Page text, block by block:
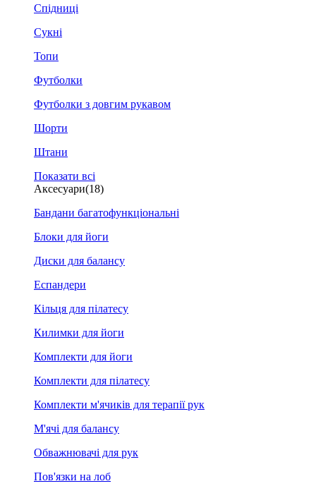
Спідниці
Сукні
Топи
Футболки
Футболки з довгим рукавом
Шорти
Штани
Показати всі
Аксесуари(18)
Бандани багатофункціональні
Блоки для йоги
Диски для балансу
Еспандери
Кільця для пілатесу
Килимки для йоги
Комплекти для йоги
Комплекти для пілатесу
Комплекти м'ячиків для терапії рук
М'ячі для балансу
Обважнювачі для рук
Пов'язки на лоб